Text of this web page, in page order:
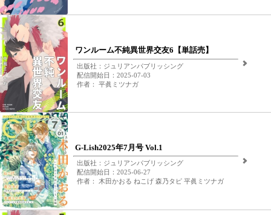
ワンルーム不純異世界交友6【単話売】
出版社：ジュリアンパブリッシング
配信開始日：2025-07-03
作者： 平眞ミツナガ
G-Lish2025年7月号 Vol.1
出版社：ジュリアンパブリッシング
配信開始日：2025-06-27
作者： 木田かおる ねこげ 森乃タピ 平眞ミツナガ